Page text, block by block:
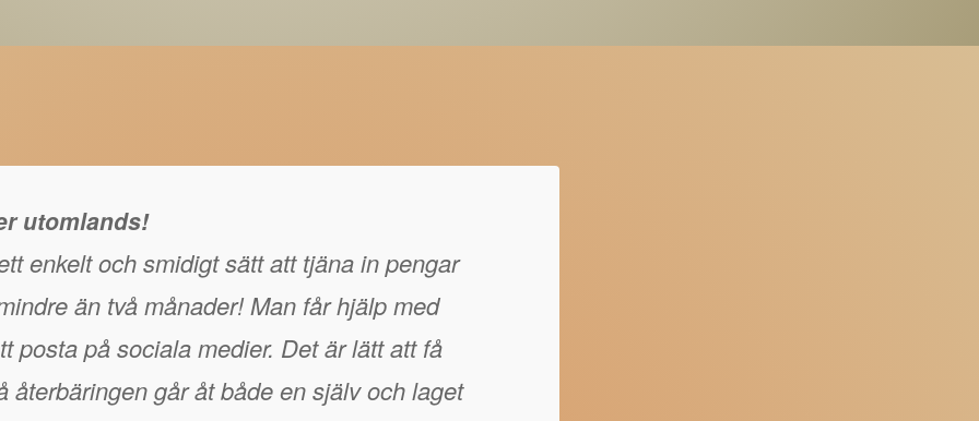
utomlands!
enkelt och smidigt sätt att tjäna in pengar
än två månader! Man får hjälp med
posta på sociala medier. Det är lätt att få
återbäringen går åt både en själv och laget